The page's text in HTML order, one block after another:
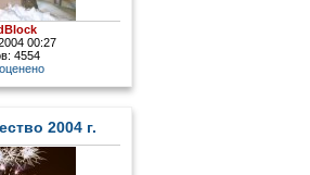
00:27
4554
2004 г.